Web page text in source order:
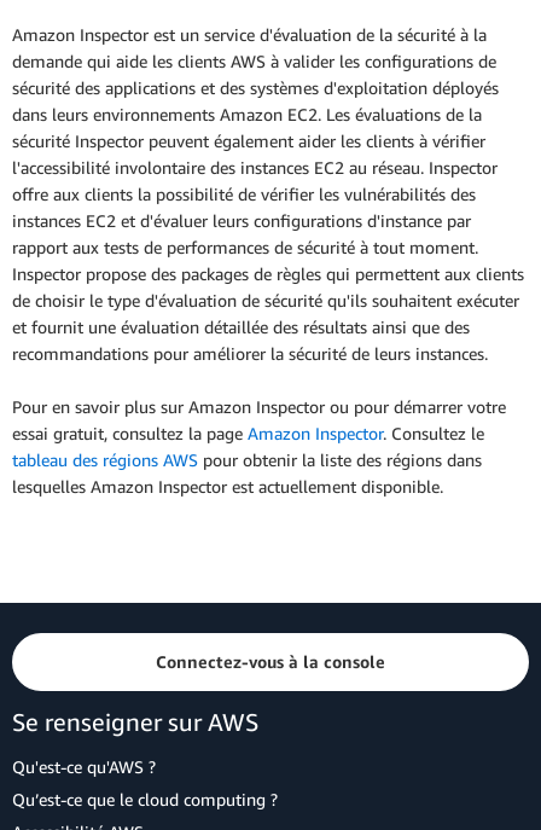
Amazon Inspector est un service d'évaluation de la sécurité à la
demande qui aide les clients AWS à valider les configurations de
sécurité des applications et des systèmes d'exploitation déployés
dans leurs environnements Amazon EC2. Les évaluations de la
sécurité Inspector peuvent également aider les clients à vérifier
l'accessibilité involontaire des instances EC2 au réseau. Inspector
offre aux clients la possibilité de vérifier les vulnérabilités des
instances EC2 et d'évaluer leurs configurations d'instance par
rapport aux tests de performances de sécurité à tout moment.
Inspector propose des packages de règles qui permettent aux clients
de choisir le type d'évaluation de sécurité qu'ils souhaitent exécuter
et fournit une évaluation détaillée des résultats ainsi que des
recommandations pour améliorer la sécurité de leurs instances.
Pour en savoir plus sur Amazon Inspector ou pour démarrer votre
essai gratuit, consultez la page Amazon Inspector. Consultez le
tableau des régions AWS pour obtenir la liste des régions dans
lesquelles Amazon Inspector est actuellement disponible.
Connectez-vous à la console
Se renseigner sur AWS
Qu'est-ce qu'AWS ?
Qu’est-ce que le cloud computing ?